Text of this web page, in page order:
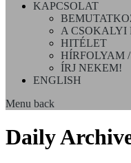
KAPCSOLAT
A CSOKALYI
HITÉLET
HÍRFOLYAM
ÍRJ NEKEM!
ENGLISH
Menu back
Daily